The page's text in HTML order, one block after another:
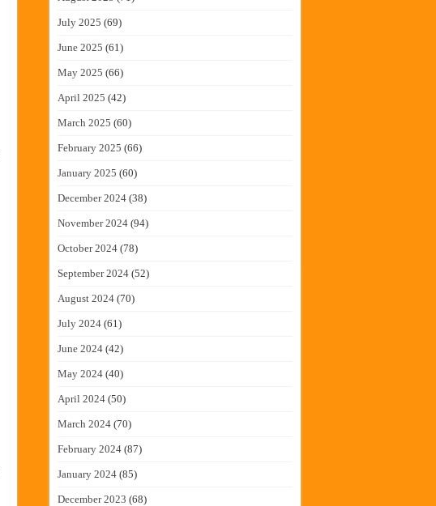
July 2025 (69)
June 2025 (61)
May 2025 (66)
April 2025 (42)
March 2025 (60)
February 2025 (66)
January 2025 (60)
December 2024 (38)
November 2024 (94)
October 2024 (78)
September 2024 (52)
August 2024 (70)
July 2024 (61)
June 2024 (42)
May 2024 (40)
April 2024 (50)
March 2024 (70)
February 2024 (87)
January 2024 (85)
December 2023 (68)